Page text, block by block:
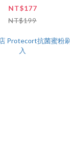
NT$177
NT$199